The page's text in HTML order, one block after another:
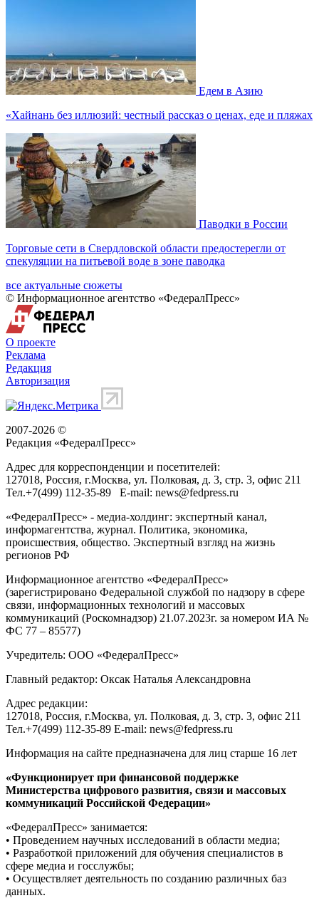
Едем в Азию
«Хайнань без иллюзий: честный рассказ о ценах, еде и пляжах
Паводки в России
Торговые сети в Свердловской области предостерегли от
спекуляции на питьевой воде в зоне паводка
все актуальные сюжеты
© Информационное агентство «ФедералПресс»
О проекте
Реклама
Редакция
Авторизация
2007-2026 ©
Редакция «ФедералПресс»
Адрес для корреспонденции и посетителей:
127018, Россия, г.Москва, ул. Полковая, д. 3, стр. 3, офис 211
Тел.+7(499) 112-35-89 E-mail: news@fedpress.ru
«ФедералПресс» - медиа-холдинг: экспертный канал,
информагентства, журнал. Политика, экономика,
происшествия, общество. Экспертный взгляд на жизнь
регионов РФ
Информационное агентство «ФедералПресс»
(зарегистрировано Федеральной службой по надзору в сфере
связи, информационных технологий и массовых
коммуникаций (Роскомнадзор) 21.07.2023г. за номером ИА №
ФС 77 – 85577)
Учредитель: ООО «ФедералПресс»
Главный редактор: Оксак Наталья Александровна
Адрес редакции:
127018, Россия, г.Москва, ул. Полковая, д. 3, стр. 3, офис 211
Тел.+7(499) 112-35-89 E-mail: news@fedpress.ru
Информация на сайте предназначена для лиц старше 16 лет
«Функционирует при финансовой поддержке
Министерства цифрового развития, связи и массовых
коммуникаций Российской Федерации»
«ФедералПресс» занимается:
• Проведением научных исследований в области медиа;
• Разработкой приложений для обучения специалистов в
сфере медиа и госслужбы;
• Осуществляет деятельность по созданию различных баз
данных.